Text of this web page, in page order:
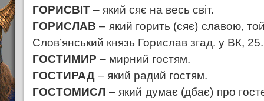
ГОРИСВІТ – який сяє на весь світ.
ГОРИСЛАВ – який горить (сяє) славою,
Слов’янський князь Горислав згад. у ВК, 25.
ГОСТИМИР – мирний гостям.
ГОСТИРАД – який радий гостям.
ГОСТОМИСЛ – який думає (дбає) про